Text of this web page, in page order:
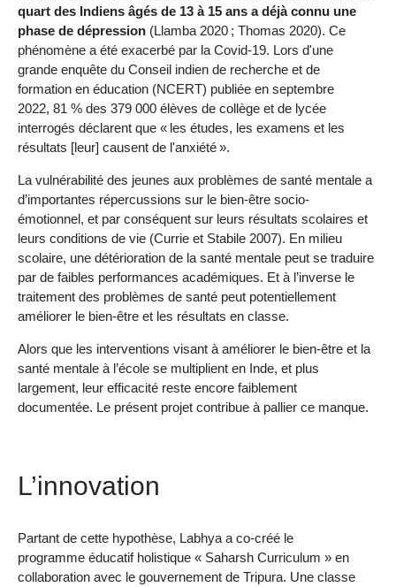
quart des Indiens âgés de 13 à 15 ans a déjà connu une
phase de dépression (Llamba 2020 ; Thomas 2020). Ce
phénomène a été exacerbé par la Covid-19. Lors d'une
grande enquête du Conseil indien de recherche et de
formation en éducation (NCERT) publiée en septembre
2022, 81 % des 379 000 élèves de collège et de lycée
interrogés déclarent que « les études, les examens et les
résultats [leur] causent de l'anxiété ».
La vulnérabilité des jeunes aux problèmes de santé mentale a
d’importantes répercussions sur le bien-être socio-
émotionnel, et par conséquent sur leurs résultats scolaires et
leurs conditions de vie (Currie et Stabile 2007). En milieu
scolaire, une détérioration de la santé mentale peut se traduire
par de faibles performances académiques. Et à l’inverse le
traitement des problèmes de santé peut potentiellement
améliorer le bien-être et les résultats en classe.
Alors que les interventions visant à améliorer le bien-être et la
santé mentale à l’école se multiplient en Inde, et plus
largement, leur efficacité reste encore faiblement
documentée. Le présent projet contribue à pallier ce manque.
L’innovation
Partant de cette hypothèse, Labhya a co-créé le
programme éducatif holistique « Saharsh Curriculum » en
collaboration avec le gouvernement de Tripura. Une classe